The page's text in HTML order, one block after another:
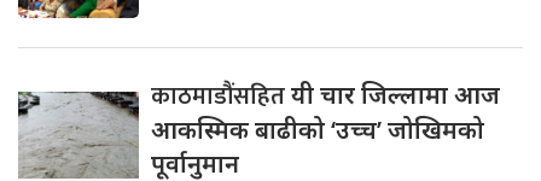
काठमाडौंसहितयी चार जिल्लामा आज
आकस्मिक बाढीको ‘उच्च’ जोखिमको
पूर्वानुमान